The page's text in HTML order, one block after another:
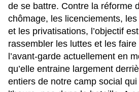
de se battre. Contre la réforme
chômage, les licenciements,
et les privatisations, l’objectif
rassembler les luttes et les
l’avant-garde actuellement en
qu’elle entraine largement
entiers de notre camp social